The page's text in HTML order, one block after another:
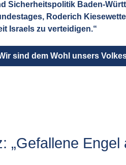
Sicherheitspolitik Baden-
Roderich
Israels zu verteidigen.“
sind dem Wohl unsers
„Gefallene